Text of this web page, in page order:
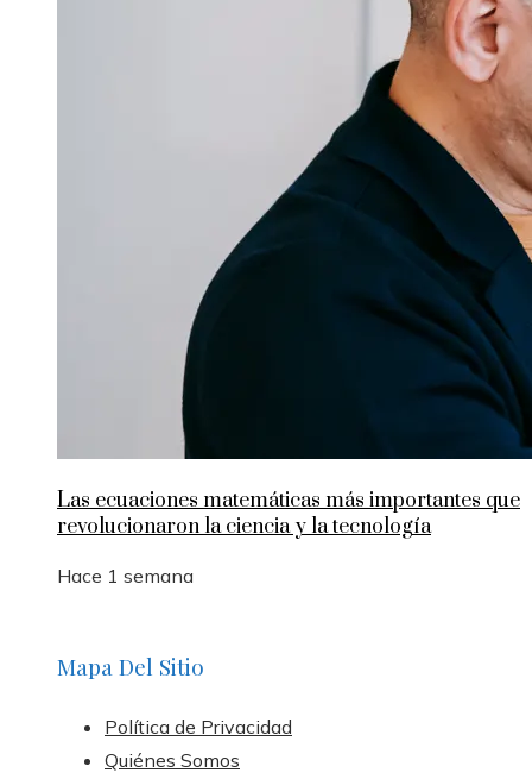
Las ecuaciones matemáticas más importantes que
revolucionaron la ciencia y la tecnología
Hace 1 semana
Mapa Del Sitio
Política de Privacidad
Quiénes Somos